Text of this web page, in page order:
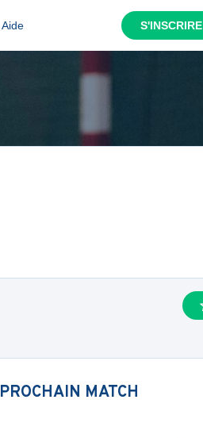
Aide S'INSCRIRE
PROCHAIN MATCH